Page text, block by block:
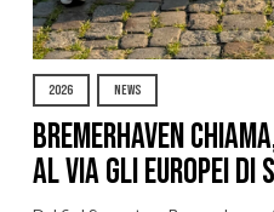
2026 NEWS
Bremerhaven
al via gli Europei di